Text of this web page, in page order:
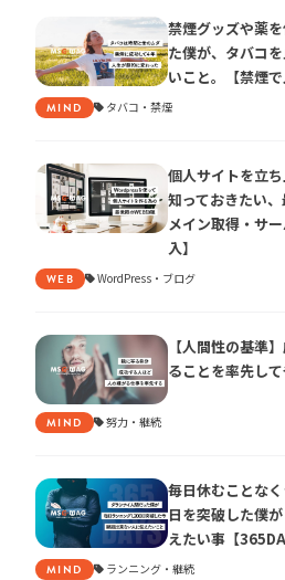
禁煙グッズや薬
た僕が、タバコ
いこと。【禁煙で
MIND タバコ 禁煙
個人サイトを立
知っておきたい
メイン取得・サ
入】
WEB WordPress ブログ
【人間性の基準
ることを率先して
MIND 努力 継続
毎日休むことな
日を突破した僕
えたい事【
MIND ランニング 継続